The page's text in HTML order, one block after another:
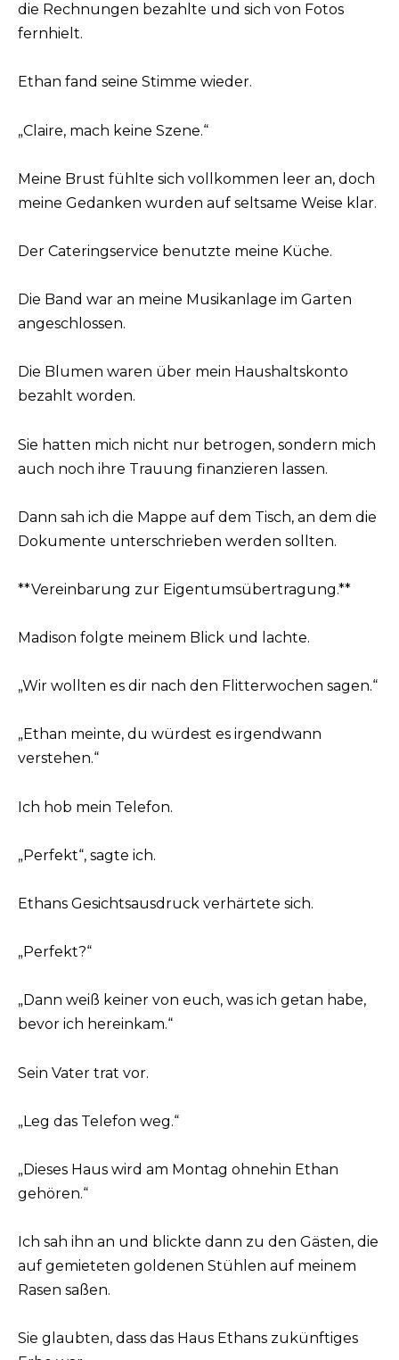
die Rechnungen bezahlte und sich von Fotos
fernhielt.
Ethan fand seine Stimme wieder.
„Claire, mach keine Szene.“
Meine Brust fühlte sich vollkommen leer an, doch
meine Gedanken wurden auf seltsame Weise klar.
Der Cateringservice benutzte meine Küche.
Die Band war an meine Musikanlage im Garten
angeschlossen.
Die Blumen waren über mein Haushaltskonto
bezahlt worden.
Sie hatten mich nicht nur betrogen, sondern mich
auch noch ihre Trauung finanzieren lassen.
Dann sah ich die Mappe auf dem Tisch, an dem die
Dokumente unterschrieben werden sollten.
**Vereinbarung zur Eigentumsübertragung.**
Madison folgte meinem Blick und lachte.
„Wir wollten es dir nach den Flitterwochen sagen.“
„Ethan meinte, du würdest es irgendwann
verstehen.“
Ich hob mein Telefon.
„Perfekt“, sagte ich.
Ethans Gesichtsausdruck verhärtete sich.
„Perfekt?“
„Dann weiß keiner von euch, was ich getan habe,
bevor ich hereinkam.“
Sein Vater trat vor.
„Leg das Telefon weg.“
„Dieses Haus wird am Montag ohnehin Ethan
gehören.“
Ich sah ihn an und blickte dann zu den Gästen, die
auf gemieteten goldenen Stühlen auf meinem
Rasen saßen.
Sie glaubten, dass das Haus Ethans zukünftiges